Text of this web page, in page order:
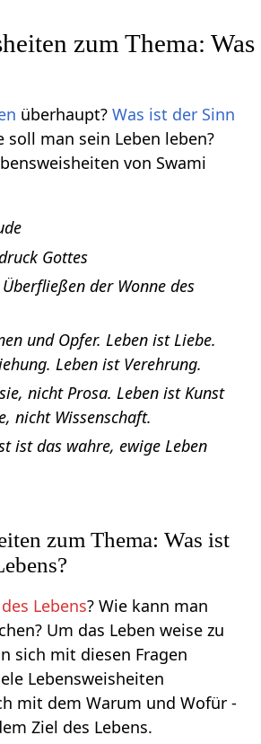
zum Thema: Was
überhaupt?Was ist der Sinn
soll man sein Leben leben?
von Swami
Gottes
der Wonne des
und Opfer. Leben ist Liebe.
Leben ist Verehrung.
nicht Prosa. Leben ist Kunst
nicht Wissenschaft.
ist das wahre, ewige Leben
zum Thema: Was ist
Lebens? Wie kann man
Um das Leben weise zu
sich mit diesen Fragen
Lebensweisheiten
mit dem Warum und Wofür -
Ziel des Lebens.